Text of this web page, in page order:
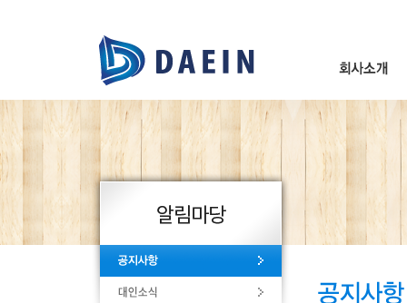
CEO인사말
경영이념
회사연혁
수상내역
인증서현황
찾아오시는 길